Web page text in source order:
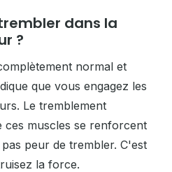
dans la
?
normal et
que vous engagez les
Le tremblement
ces muscles se renforcent
peur de trembler. C'est
la force.